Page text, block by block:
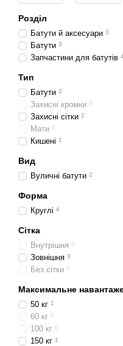
Розділ
Батути й аксесуари 3
Батути 3
Запчастини для батутів 4
Тип
Батути 2
Захисні кромки 0
Захисні сітки 2
Мати 0
Кишені 1
Вид
Вуличні батути 2
Форма
Круглі 4
Сітка
Внутрішня 0
Зовнішня 3
Без сітки 0
Максимальне
50 кг 1
60 кг 0
100 кг 0
150 кг 1